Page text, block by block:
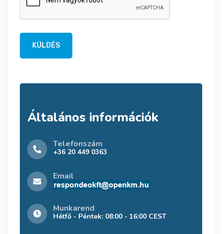
KÜLDÉS
Általános információk
Telefonszám
+36 20 449 0363
Email
Munkarend
Hétfő - Péntek: 08:00 - 16:00 CEST